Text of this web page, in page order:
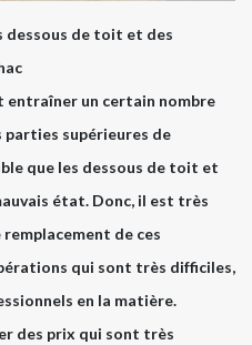
dessous de toit et des
entraîner un certain nombre
parties supérieures de
que les dessous de toit et
état. Donc, il est très
de ces
qui sont très difficiles,
en la matière.
des prix qui sont très